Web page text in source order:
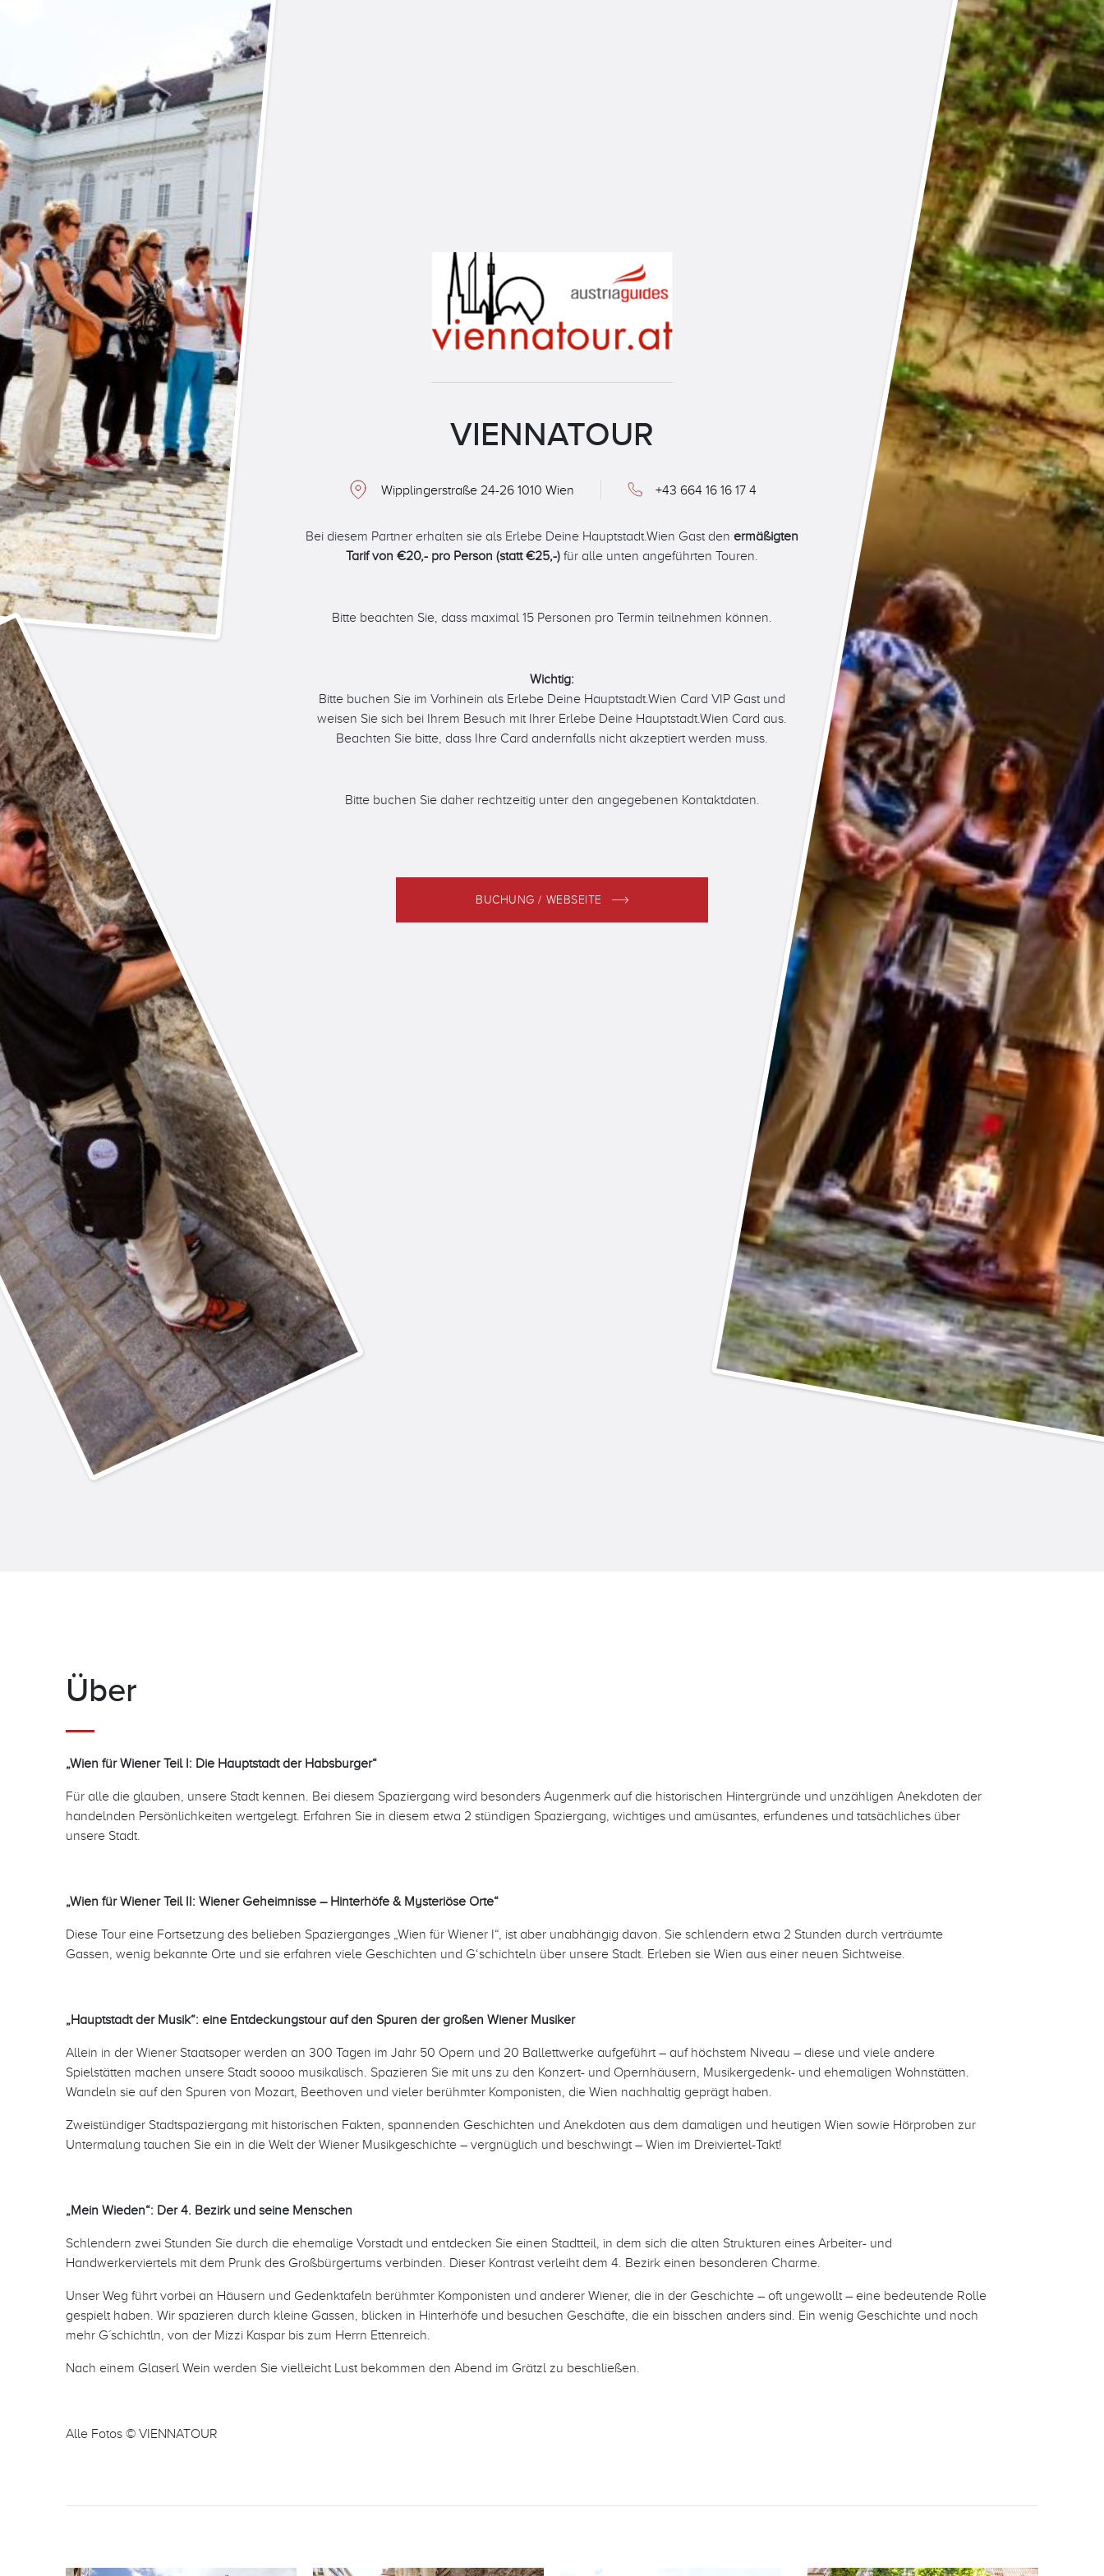
VIENNATOUR
Wipplingerstraße 24-26 1010 Wien +43 664 16 16 17 4
Bei diesem Partner erhalten sie als Erlebe Deine Hauptstadt.Wien Gast den ermäßigten
Tarif von €20,- pro Person (statt €25,-)für alle unten angeführten Touren.
Bitte beachten Sie, dass maximal 15 Personen pro Termin teilnehmen können.
Wichtig:
Bitte buchen Sie im Vorhinein als Erlebe Deine Hauptstadt.Wien Card VIP Gast und
weisen Sie sich bei Ihrem Besuch mit Ihrer Erlebe Deine Hauptstadt.Wien Card aus.
Beachten Sie bitte, dass Ihre Card andernfalls nicht akzeptiert werden muss.
Bitte buchen Sie daher rechtzeitig unter den angegebenen Kontaktdaten.
BUCHUNG / WEBSEITE
Über
„Wien für Wiener Teil I: Die Hauptstadt der Habsburger“
Für alle die glauben, unsere Stadt kennen. Bei diesem Spaziergang wird besonders Augenmerk auf die historischen Hintergründe und unzähligen Anekdoten der
handelnden Persönlichkeiten wertgelegt. Erfahren Sie in diesem etwa 2 stündigen Spaziergang, wichtiges und amüsantes, erfundenes und tatsächliches über
unsere Stadt.
„Wien für Wiener Teil II: Wiener Geheimnisse – Hinterhöfe & Mysteriöse Orte“
Diese Tour eine Fortsetzung des belieben Spazierganges „Wien für Wiener I“, ist aber unabhängig davon. Sie schlendern etwa 2 Stunden durch verträumte
Gassen, wenig bekannte Orte und sie erfahren viele Geschichten und G‘schichteln über unsere Stadt. Erleben sie Wien aus einer neuen Sichtweise.
„Hauptstadt der Musik“: eine Entdeckungstour auf den Spuren der großen Wiener Musiker
Allein in der Wiener Staatsoper werden an 300 Tagen im Jahr 50 Opern und 20 Ballettwerke aufgeführt – auf höchstem Niveau – diese und viele andere
Spielstätten machen unsere Stadt soooo musikalisch. Spazieren Sie mit uns zu den Konzert- und Opernhäusern, Musikergedenk- und ehemaligen Wohnstätten.
Wandeln sie auf den Spuren von Mozart, Beethoven und vieler berühmter Komponisten, die Wien nachhaltig geprägt haben.
Zweistündiger Stadtspaziergang mit historischen Fakten, spannenden Geschichten und Anekdoten aus dem damaligen und heutigen Wien sowie Hörproben zur
Untermalung tauchen Sie ein in die Welt der Wiener Musikgeschichte – vergnüglich und beschwingt – Wien im Dreiviertel-Takt!
„Mein Wieden“: Der 4. Bezirk und seine Menschen
Schlendern zwei Stunden Sie durch die ehemalige Vorstadt und entdecken Sie einen Stadtteil, in dem sich die alten Strukturen eines Arbeiter- und
Handwerkerviertels mit dem Prunk des Großbürgertums verbinden. Dieser Kontrast verleiht dem 4. Bezirk einen besonderen Charme.
Unser Weg führt vorbei an Häusern und Gedenktafeln berühmter Komponisten und anderer Wiener, die in der Geschichte – oft ungewollt – eine bedeutende Rolle
gespielt haben. Wir spazieren durch kleine Gassen, blicken in Hinterhöfe und besuchen Geschäfte, die ein bisschen anders sind. Ein wenig Geschichte und noch
mehr G´schichtln, von der Mizzi Kaspar bis zum Herrn Ettenreich.
Nach einem Glaserl Wein werden Sie vielleicht Lust bekommen den Abend im Grätzl zu beschließen.
Alle Fotos © VIENNATOUR